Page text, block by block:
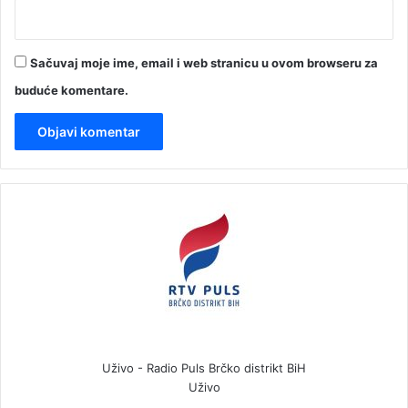
Sačuvaj moje ime, email i web stranicu u ovom browseru za
buduće komentare.
Uživo - Radio Puls Brčko distrikt BiH
Uživo